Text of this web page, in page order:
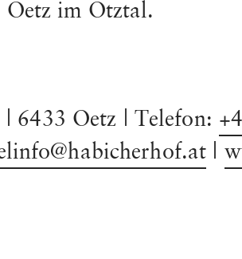
Oetz im Ötztal.
6433 Oetz | Telefon:
@habicherhof.at